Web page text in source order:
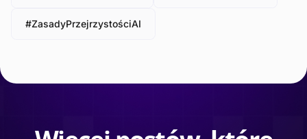
#ZasadyPrzejrzystościAI